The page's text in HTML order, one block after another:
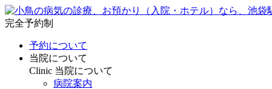
完全予約制
予約について
当院について
Clinic 当院について
病院案内